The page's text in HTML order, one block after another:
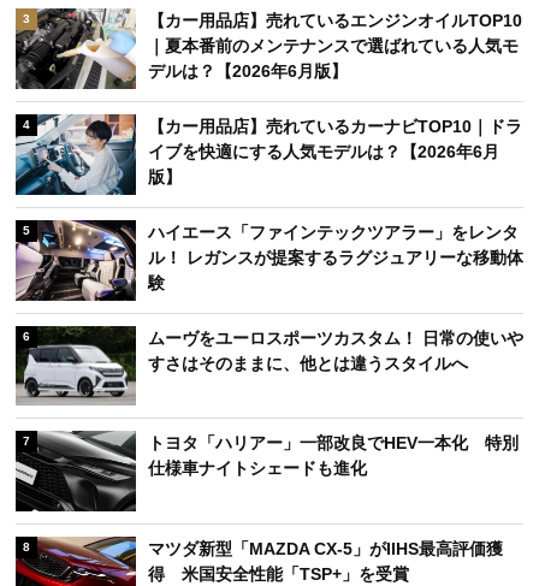
3
【カー用品店】売れているエンジンオイルTOP10
｜夏本番前のメンテナンスで選ばれている人気モ
デルは？【2026年6月版】
4
【カー用品店】売れているカーナビTOP10｜ドラ
イブを快適にする人気モデルは？【2026年6月
版】
5
ハイエース「ファインテックツアラー」をレンタ
ル！ レガンスが提案するラグジュアリーな移動体
験
6
ムーヴをユーロスポーツカスタム！ 日常の使いや
すさはそのままに、他とは違うスタイルへ
7
トヨタ「ハリアー」一部改良でHEV一本化 特別
仕様車ナイトシェードも進化
8
マツダ新型「MAZDA CX-5」がIIHS最高評価獲
得 米国安全性能「TSP+」を受賞